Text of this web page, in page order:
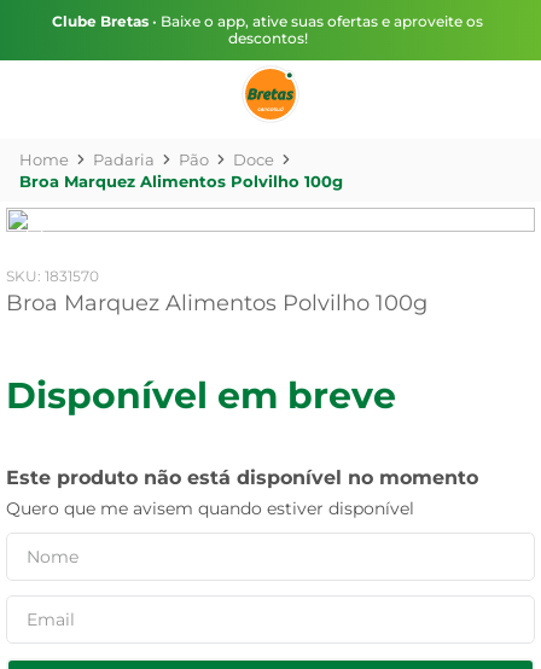
Clube Bretas • Baixe o app, ative suas ofertas e aproveite os
descontos!
Padaria Pão
Doce
Broa Marquez Alimentos Polvilho 100g
: 1831570
Broa Marquez Alimentos Polvilho 100g
Disponível em breve
Este produto não está disponível no momento
Quero que me avisem quando estiver disponível